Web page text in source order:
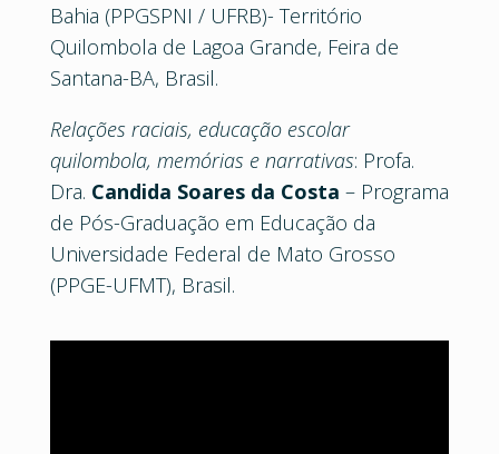
Bahia (PPGSPNI / UFRB)- Território
Quilombola de Lagoa Grande, Feira de
Santana-BA, Brasil.
Relações raciais, educação escolar
quilombola, memórias e narrativas: Profa.
Dra. Candida Soares da Costa – Programa
de Pós-Graduação em Educação da
Universidade Federal de Mato Grosso
(PPGE-UFMT), Brasil.